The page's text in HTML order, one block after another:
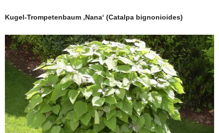
Kugel-Trompetenbaum ‚Nana‘ (Catalpa bignonioides)